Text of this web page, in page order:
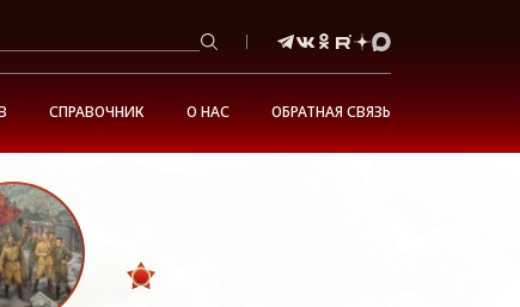
СПРАВОЧНИК О НАС ОБРАТНАЯ СВЯЗЬ